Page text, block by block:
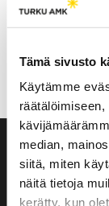
Tämä sivusto
Käytämme
median,
siitä, miten
näitä tietoja
kerätty, kun